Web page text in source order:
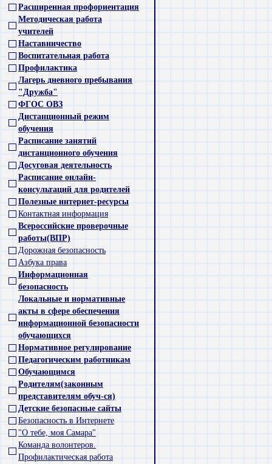
Расширенная профориентация
Методическая работа
учителей
Наставничество
Воспитательная работа
Профилактика
Лагерь дневного пребывания
"Дружба"
ФГОС ОВЗ
Дистанционный режим
обучения
Расписание занятий
дистанционного обучения
Досуговая деятельность
Расписание онлайн-
консультаций для родителей
Полезные интернет-ресурсы
Контактная информация
Всероссийские проверочные
работы(ВПР)
Дорожная безопасность
Азбука права
Информационная
безопасность
Локальные и нормативные
акты в сфере обеспечения
информационной безопасности
обучающихся
Нормативное регулирование
Педагогическим работникам
Обучающимся
Родителям(законным
представителям обуч-ся)
Детские безопасные сайты
Безопасность в Интернете
"О тебе, моя Самара"
Команда волонтеров.
Профилактическая работа